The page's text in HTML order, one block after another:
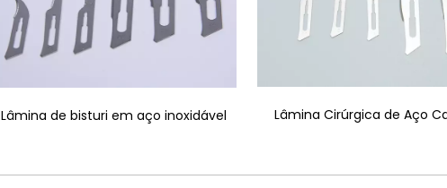
Lâmina de bisturi em aço inoxidável Lâmina Cirúrgica de Aço